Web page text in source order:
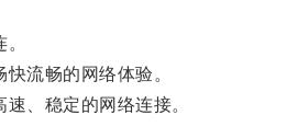
流畅的网络体验。
、稳定的网络连接。